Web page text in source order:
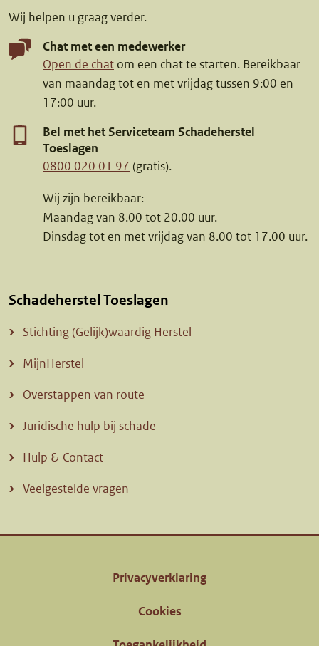
Schadeherstel Toeslagen
Stichting (Gelijk)waardig Herstel
MijnHerstel
Overstappen van route
Juridische hulp bij schade
Hulp & Contact
Veelgestelde vragen
Wij helpen u graag verder.
Chat met een medewerker
Open de chat om een chat te starten. Bereikbaar
van maandag tot en met vrijdag tussen 9:00 en
17:00 uur.
Bel met het Serviceteam Schadeherstel
Toeslagen
0800 020 01 97 (gratis).
Wij zijn bereikbaar:
Maandag van 8.00 tot 20.00 uur.
Dinsdag tot en met vrijdag van 8.00 tot 17.00 uur.
Privacyverklaring
Cookies